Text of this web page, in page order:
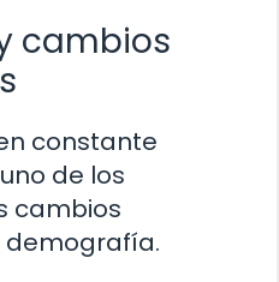
cambios
constante
de los
cambios
demografía.